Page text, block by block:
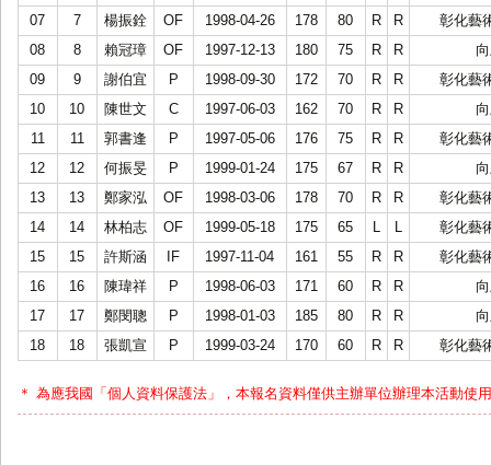
07
7 楊振銓 OF 1998-04-26 178 80 R R
彰化藝
08
8 賴冠璋 OF 1997-12-13 180 75 R R
09
9 謝伯宜 P 1998-09-30 172 70 R R
彰化藝
10
10 陳世文 C 1997-06-03 162 70 R R
11
11 郭書逢 P 1997-05-06 176 75 R R
彰化藝
12
12 何振旻 P 1999-01-24 175 67 R R
13
13 鄭家泓 OF 1998-03-06 178 70 R R
彰化藝
14
14 林柏志 OF 1999-05-18 175 65 L L
彰化藝
15
15 許斯涵 IF 1997-11-04 161 55 R R
彰化藝
16
16 陳瑋祥 P 1998-06-03 171 60 R R
17
17 鄭閔聰 P 1998-01-03 185 80 R R
18
18 張凱宣 P 1999-03-24 170 60 R R 彰化藝
＊ 為應我國「個人資料保護法」，本報名資料僅供主辦單位辦理本活動使